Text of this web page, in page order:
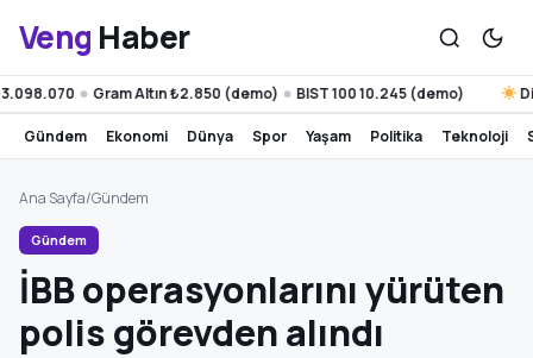
Veng Haber
● Gram Altın ₺2.850 (demo) ● BIST 100 10.245 (demo)
gündem ekonomi dünya spor yaşam politika teknoloji
Ana Sayfa/Gündem
Gündem
İBB operasyonlarını yürüten
polis görevden alındı